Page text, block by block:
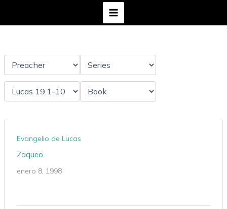
Evangelio de Lucas
Zaqueo
enero 8, 1998